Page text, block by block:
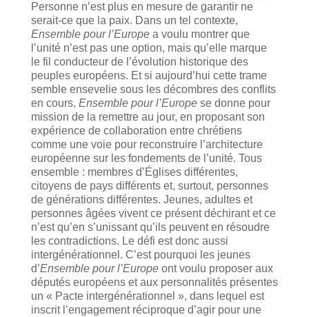
Personne n’est plus en mesure de garantir ne
serait-ce que la paix. Dans un tel contexte,
Ensemble pour l’Europea voulu montrer que
l’unité n’est pas une option, mais qu’elle marque
le fil conducteur de l’évolution historique des
peuples européens. Et si aujourd’hui cette trame
semble ensevelie sous les décombres des conflits
en cours, Ensemble pour l’Europese donne pour
mission de la remettre au jour, en proposant son
expérience de collaboration entre chrétiens
comme une voie pour reconstruire l’architecture
européenne sur les fondements de l’unité. Tous
ensemble : membres d’Églises différentes,
citoyens de pays différents et, surtout, personnes
de générations différentes. Jeunes, adultes et
personnes âgées vivent ce présent déchirant et ce
n’est qu’en s’unissant qu’ils peuvent en résoudre
les contradictions. Le défi est donc aussi
intergénérationnel. C’est pourquoi les jeunes
d’Ensemble pour l’Europeont voulu proposer aux
députés européens et aux personnalités présentes
un « Pacte intergénérationnel », dans lequel est
inscrit l’engagement réciproque d’agir pour une